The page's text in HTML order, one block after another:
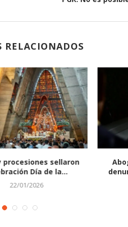
RELACIONADOS
de Hugo Beras
fiscales impiden
verlo;...
“Era el